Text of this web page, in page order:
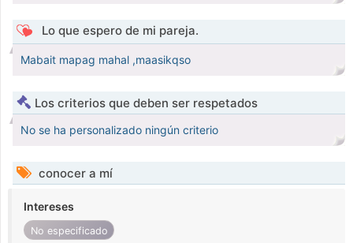
Lo que espero de mi pareja.
Mabait mapag mahal ,maasikqso
Los criterios que deben ser respetados
No se ha personalizado ningún criterio
conocer a mí
Intereses
No especificado